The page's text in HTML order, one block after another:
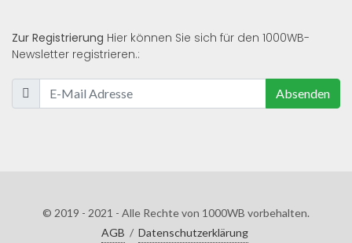
Zur Registrierung Hier können Sie sich für den 1000WB-
Newsletter registrieren.:
Absenden
© 2019 - 2021 - Alle Rechte von 1000WB vorbehalten.
AGB / Datenschutzerklärung